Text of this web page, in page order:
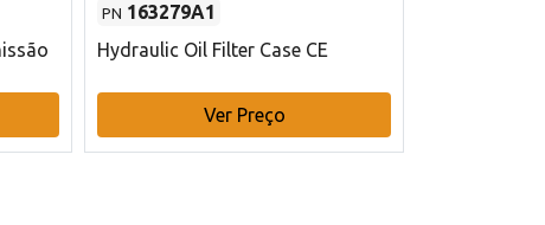
PN 163279A1
Hydraulic Oil Filter Case CE
Ver Preço